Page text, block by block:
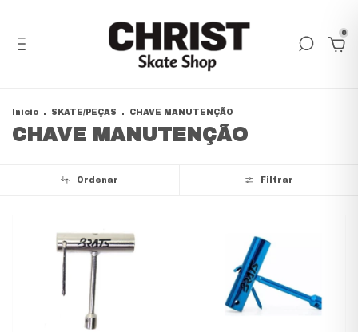
0
Início . SKATE/PEÇAS . CHAVE MANUTENÇÃO
CHAVE MANUTENÇÃO
Ordenar Filtrar